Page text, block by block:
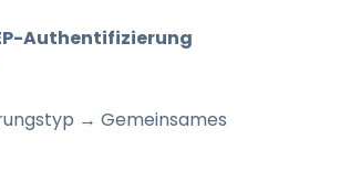
Authentifizierung
→ Gemeinsames